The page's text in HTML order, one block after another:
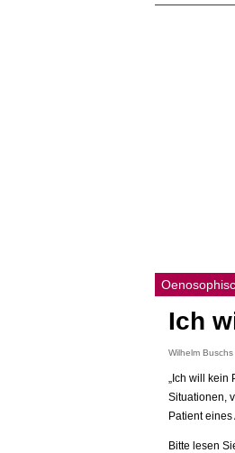
Ich
Wilhelm
„Ich will
Situationen,
Patient eines
Bitte lesen